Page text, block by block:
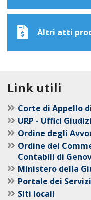
Altri atti
Link utili
Corte di Appello
URP - Uffici
Ordine degli
Ordine dei
Contabili di
Ministero della
Portale dei
Siti locali